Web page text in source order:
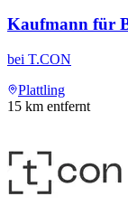
Kaufmann für
bei T.CON
Plattling
15 km entfernt